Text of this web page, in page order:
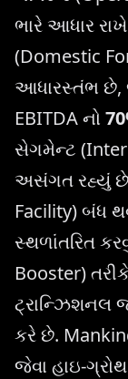
ભારે આધાર
(Domestic
આધારસ્તંભ
EBITDA નો
સેગમેન્ટ
અસંગત રહ્યું છે.
Facility) બંધ
સ્થળાંતરિત
Booster)
ટ્રાન્ઝિશનલ
કરે છે.
જેવા હાઇ-